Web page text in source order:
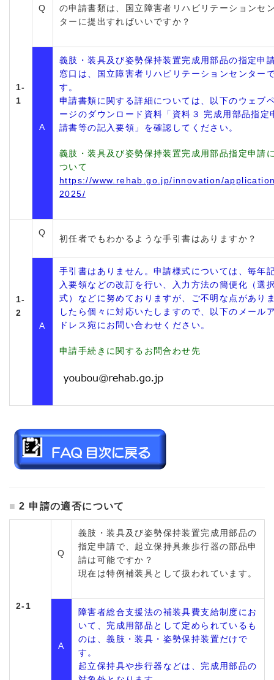
1-
1
Q
の申請書類は、国立障害者リハビリテーションセ
ターに提出すればいいですか？
A
義肢・装具及び姿勢保持装置完成用部品の指定申
窓口は、国立障害者リハビリテーションセンター
す。
申請書類に関する詳細については、以下のウェブ
ージのダウンロード資料「資料３ 完成用部品指定
請書等の記入要領」を確認してください。
義肢・装具及び姿勢保持装置完成用部品指定申請
ついて
https://www.rehab.go.jp/innovation/
2025/
1-
2
Q
初任者でもわかるような手引書はありますか？
A
手引書はありません。申請様式については、毎年
入要領などの改訂を行い、入力方法の簡便化（選
式）などに努めておりますが、ご不明な点があり
したら個々に対応いたしますので、以下のメール
ドレス宛にお問い合わせください。
申請手続きに関するお問合わせ先
2 申請の適否について
2-1
Q
義肢・装具及び姿勢保持装置完成用部品の
指定申請で、起立保持具兼歩行器の部品申
請は可能ですか？
現在は特例補装具として扱われています。
A
障害者総合支援法の補装具費支給制度にお
いて、完成用部品として定められているも
のは、義肢・装具・姿勢保持装置だけで
す。
起立保持具や歩行器などは、完成用部品の